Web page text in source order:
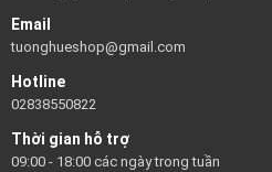
Email
tuonghueshop@gmail.com
Hotline
02838550822
Thời gian hỗ trợ
09:00 - 18:00 các ngày trong tuần